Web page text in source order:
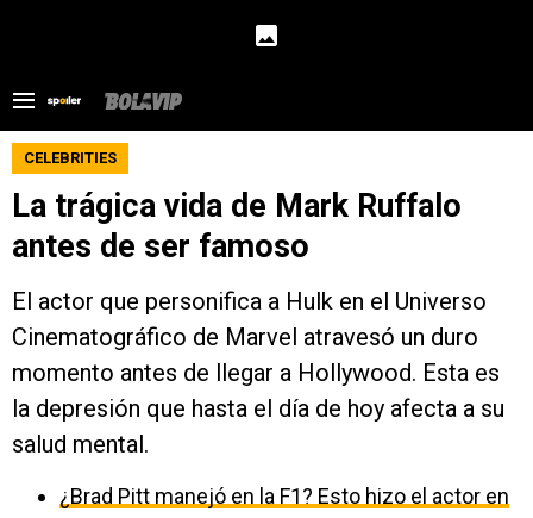
CELEBRITIES
La trágica vida de Mark Ruffalo
antes de ser famoso
El actor que personifica a Hulk en el Universo
Cinematográfico de Marvel atravesó un duro
momento antes de llegar a Hollywood. Esta es
la depresión que hasta el día de hoy afecta a su
salud mental.
¿Brad Pitt manejó en la F1? Esto hizo el actor en